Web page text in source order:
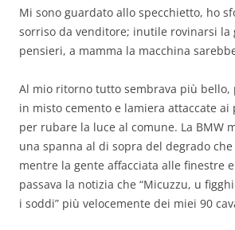
Mi sono guardato allo specchietto, ho
sorriso da venditore; inutile rovinarsi
pensieri, a mamma la macchina
Al mio ritorno tutto sembrava più bello,
in misto cemento e lamiera attaccate
per rubare la luce al comune. La BMW
una spanna al di sopra del degrado
mentre la gente affacciata alle finestre
passava la notizia che “Micuzzu, u
i soddi” più velocemente dei miei 90